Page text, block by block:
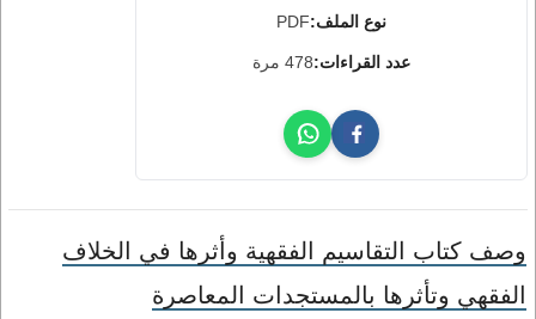
نوع الملف:PDF
عدد القراءات:478 مرة
وصف كتاب التقاسيم الفقهية وأثرها في الخلاف
الفقهي وتأثرها بالمستجدات المعاصرة